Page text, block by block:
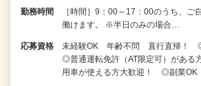
勤務時間
［時間］9：00～17：00のうち、ご
働けます。 ※半日のみの場合…
応募資格
未経験OK 年齢不問 直行直帰！
◎普通運転免許（AT限定可）があ
用車が使える方大歓迎！ ◎副業